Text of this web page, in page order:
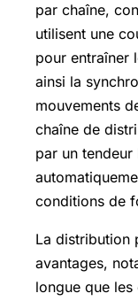
par chaîne,
utilisent une
pour entraîner
ainsi la
mouvements
chaîne de
par un
conditions de
La distribution
avantages,
longue que